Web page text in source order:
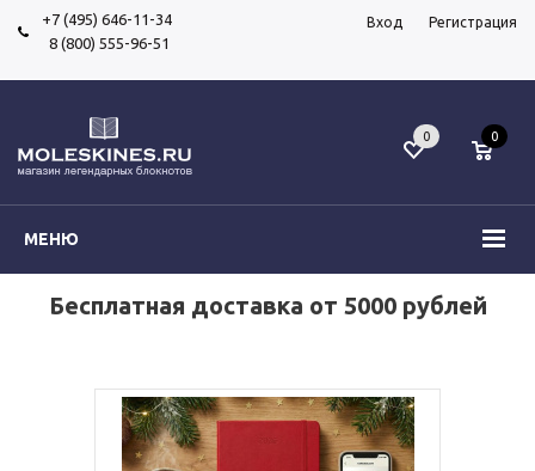
+7 (495) 646-11-34
8 (800) 555-96-51
Вход Регистрация
МЕНЮ
0 0
Бесплатная доставка от 5000 рублей